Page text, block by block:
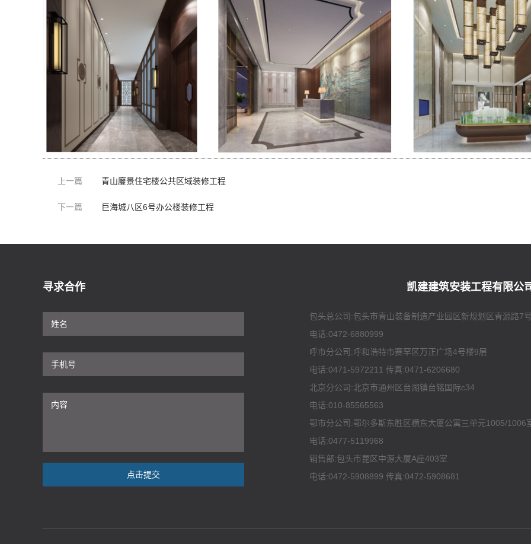
上一篇 青山廲景住宅楼公共区域装修工程
下一篇 巨海城八区6号办公楼装修工程
寻求合作
点击提交
凯建建筑安装工程有限公
包头总公司:包头市青山装备制造产业园区新规划区青源路7
电话:0472-6880999
呼市分公司:呼和浩特市赛罕区万正广场4号楼9层
电话:0471-5972211 传真:0471-6206680
北京分公司:北京市通州区台湖镇台铭国际c34
电话:010-85565563
鄂市分公司:鄂尔多斯东胜区横东大厦公寓三单元1005/1006
电话:0477-5119968
销售部:包头市昆区中源大厦A座403室
电话:0472-5908899 传真:0472-5908681